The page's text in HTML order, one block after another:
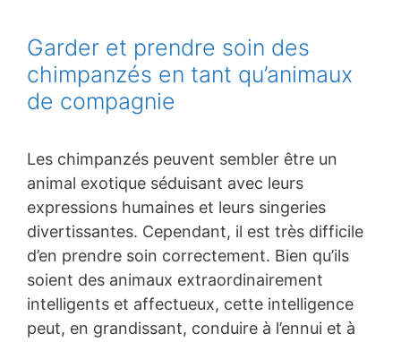
Garder et prendre soin des
chimpanzés en tant qu’animaux
de compagnie
Les chimpanzés peuvent sembler être un
animal exotique séduisant avec leurs
expressions humaines et leurs singeries
divertissantes. Cependant, il est très difficile
d’en prendre soin correctement. Bien qu’ils
soient des animaux extraordinairement
intelligents et affectueux, cette intelligence
peut, en grandissant, conduire à l’ennui et à